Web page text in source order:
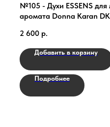
№105 - Духи ESSENS для
аромата Donna Karan
2 600 р.
Добавить в корзину
Подробнее